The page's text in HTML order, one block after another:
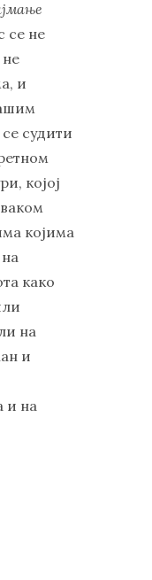
се не
и
судити
којој
којима
како
на
и
и на